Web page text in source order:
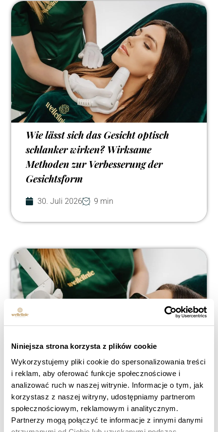
Niniejsza strona korzysta z plików cookie
Wykorzystujemy pliki cookie do spersonalizowania treści
i reklam, aby oferować funkcje społecznościowe i
analizować ruch w naszej witrynie. Informacje o tym, jak
korzystasz z naszej witryny, udostępniamy partnerom
społecznościowym, reklamowym i analitycznym.
Partnerzy mogą połączyć te informacje z innymi danymi
Wie lässt sich das Gesicht optisch
schlanker wirken? Wirksame
Methoden zur Verbesserung der
Gesichtsform
30. Juli 2026 9 min
Ozempic und das Gesicht – Wie wirkt
sich das Abnehmen auf die
Gesichtshaut aus und wie kann man
dem entgegenwirken?